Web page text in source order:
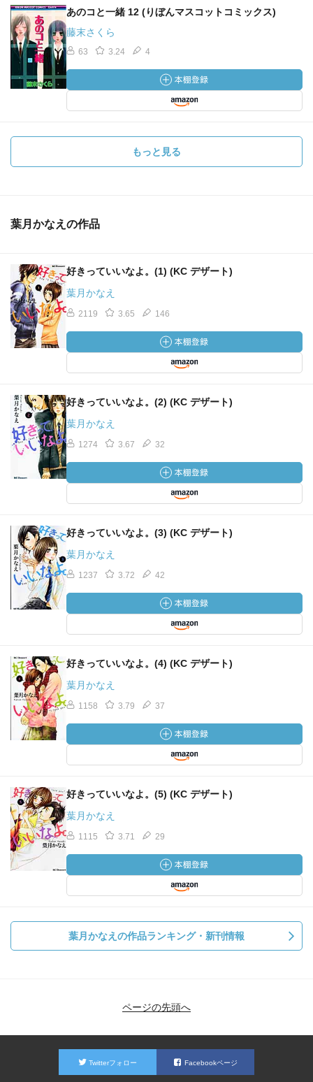
あのコと一緒 12 (りぼんマスコットコミックス)
藤末さくら
63 3.24 4
もっと見る
葉月かなえの作品
好きっていいなよ。(1) (KC デザート)
葉月かなえ
2119 3.65 146
好きっていいなよ。(2) (KC デザート)
葉月かなえ
1274 3.67 32
好きっていいなよ。(3) (KC デザート)
葉月かなえ
1237 3.72 42
好きっていいなよ。(4) (KC デザート)
葉月かなえ
1158 3.79 37
好きっていいなよ。(5) (KC デザート)
葉月かなえ
1115 3.71 29
葉月かなえの作品ランキング・新刊情報
ページの先頭へ
Twitterフォロー Facebookページ